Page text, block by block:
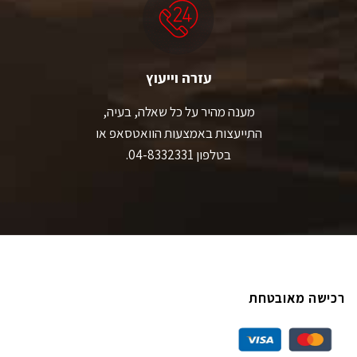
עזרה וייעוץ
מענה מהיר על כל שאלה, בעיה,
התייעצות באמצעות הוואטסאפ או
בטלפון 04-8332331.
רכישה מאובטחת